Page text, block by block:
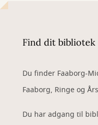
Find dit bibliotek
Du finder Faaborg-
Faaborg, Ringe og
Du har adgang til